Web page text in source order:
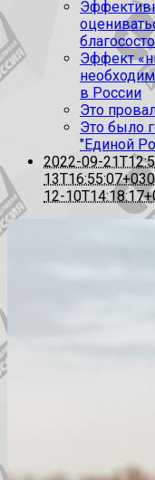
Эффект
в России
Это
Это было
"Единой
2022-09-
12-